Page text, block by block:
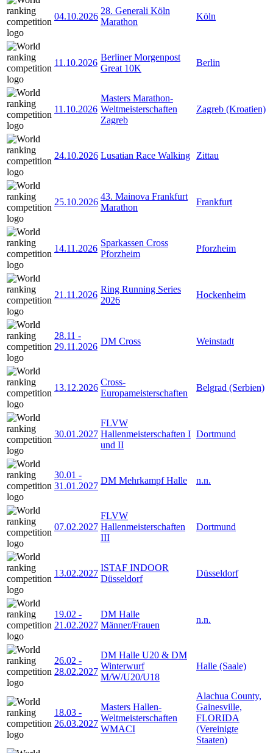
04.10.2026
28. Generali Köln
Marathon
Köln
11.10.2026
Berliner Morgenpost
Great 10K
Berlin
11.10.2026
Masters Marathon-
Weltmeisterschaften
Zagreb
Zagreb (Kroatien)
24.10.2026 Lusatian Race Walking Zittau
25.10.2026
43. Mainova Frankfurt
Marathon
Frankfurt
14.11.2026
Sparkassen Cross
Pforzheim
Pforzheim
21.11.2026
Ring Running Series
2026
Hockenheim
28.11 -
29.11.2026
DM Cross Weinstadt
13.12.2026
Cross-
Europameisterschaften
Belgrad (Serbien)
30.01.2027
FLVW
Hallenmeisterschaften I
und II
Dortmund
30.01 -
31.01.2027
DM Mehrkampf Halle n.n.
07.02.2027
FLVW
Hallenmeisterschaften
III
Dortmund
13.02.2027
ISTAF INDOOR
Düsseldorf
Düsseldorf
19.02 -
21.02.2027
DM Halle
Männer/Frauen
n.n.
26.02 -
28.02.2027
DM Halle U20 & DM
Winterwurf
M/W/U20/U18
Halle (Saale)
18.03 -
26.03.2027
Masters Hallen-
Weltmeisterschaften
WMACI
Alachua County,
Gainesville,
FLORIDA
(Vereinigte
Staaten)